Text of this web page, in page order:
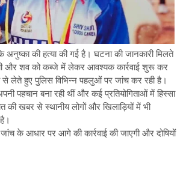
अनुष्का की हत्या की गई है। घटना की जानकारी मिलते
और शव को कब्जे में लेकर आवश्यक कार्रवाई शुरू कर
से लेते हुए पुलिस विभिन्न पहलुओं पर जांच कर रही है।
पहचान बना रही थीं और कई प्रतियोगिताओं में हिस्सा
की खबर से स्थानीय लोगों और खिलाड़ियों में भी
के आधार पर आगे की कार्रवाई की जाएगी और दोषियों